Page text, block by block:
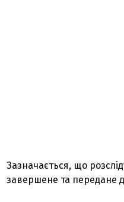
Зазначається, що
завершене та передане